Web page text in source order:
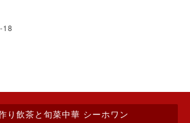
18
り飲茶と旬菜中華 シーホワン